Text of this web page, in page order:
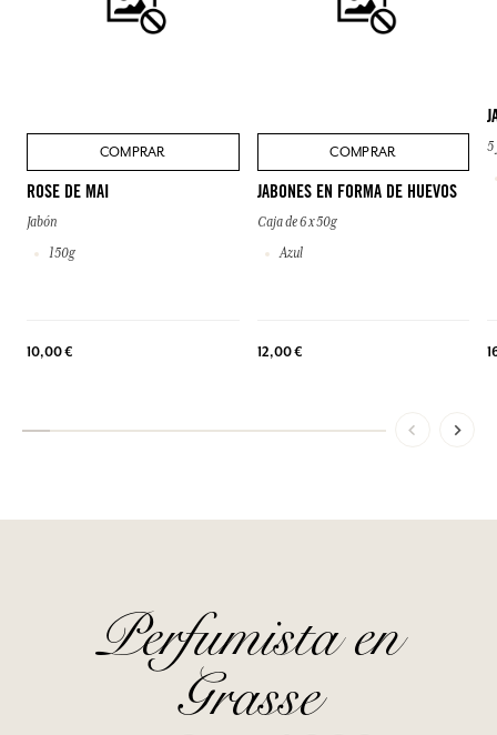
COMPRAR
ROSE DE MAI
Jabón
150g
10,00 €
COMPRAR
JABONES EN FORMA DE HUEVOS
Caja de 6 x 50g
Azul
12,00 €
5
Perfumista en
Grasse